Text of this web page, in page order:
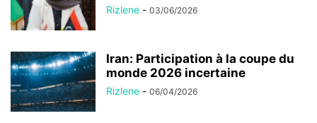
Rizlene - 03/06/2026
Iran: Participation à la coupe du
monde 2026 incertaine
Rizlene - 06/04/2026